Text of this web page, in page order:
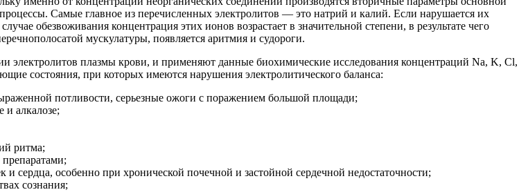
Самые главное из перечисленных электролитов — это натрий и калий. Если нарушается их
обезвоживания концентрация этих ионов возрастает в значительной степени, в результате чего
мускулатуры, появляется аритмия и судороги.
электролитов плазмы крови, и применяют данные биохимические исследования концентраций Na, K, Cl,
состояния, при которых имеются нарушения электролитического баланса:
потливости, серьезные ожоги с поражением большой площади;
и алкалозе;
ритма;
сердца, особенно при хронической почечной и застойной сердечной недостаточности;
сознания;